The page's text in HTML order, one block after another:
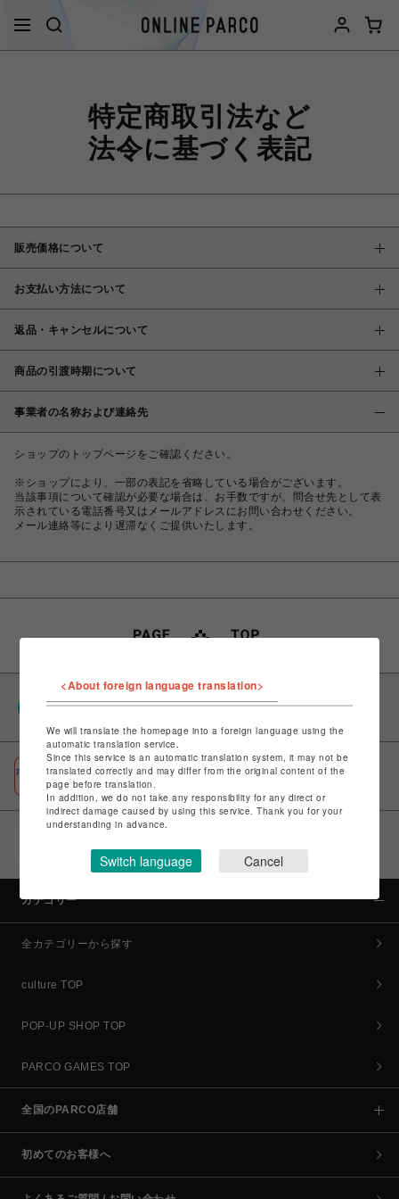
特定商取引法など
法令に基づく表記
販売価格について
お支払い方法について
返品・キャンセルについて
商品の引渡時期について
事業者の名称および連絡先
ショップのトップページをご確認ください。
※ショップにより、一部の表記を省略している場合がございます。
当該事項について確認が必要な場合は、お手数ですが、問合せ先として表
示されている電話番号又はメールアドレスにお問い合わせください。
メール連絡等により遅滞なくご提供いたします。
PARCOポイント
ポケパル払い
初回登録＆お買物で最大1,500円分のPARCOポイント進呈
コイン＆クーポンでPARCOでのお買い物がオトクに
カテゴリー
全カテゴリーから探す
culture TOP
POP-UP SHOP TOP
PARCO GAMES TOP
全国のPARCO店舗
初めてのお客様へ
<About foreign language translation>
We will translate the homepage into a foreign language using the
automatic translation service.
Since this service is an automatic translation system, it may not be
translated correctly and may differ from the original content of the
page before translation.
In addition, we do not take any responsibility for any direct or
indirect damage caused by using this service. Thank you for your
understanding in advance.
Switch language Cancel